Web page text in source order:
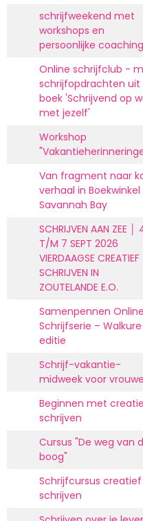
schrijfweekend met
workshops en
persoonlijke coaching
Online schrijfclub -
schrijfopdrachten uit
boek 'Schrijvend op
met jezelf'
Workshop
Van fragment naar
verhaal in Boekwinkel
Savannah Bay
SCHRIJVEN AAN ZEE │
T/M 7 SEPT 2026
VIERDAAGSE CREATIEF
SCHRIJVEN IN
ZOUTELANDE E.O.
Samenpennen Online
Schrijfserie – Walkure
editie
Schrijf-vakantie-
midweek voor
Beginnen met
schrijven
Cursus "De weg van
boog"
Schrijfcursus creatief
schrijven